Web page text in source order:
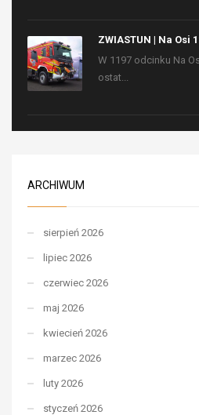
ZWIASTUN | Na Osi
W 1197 odcinku Na
ostat...
ARCHIWUM
sierpień 2026
lipiec 2026
czerwiec 2026
maj 2026
kwiecień 2026
marzec 2026
luty 2026
styczeń 2026